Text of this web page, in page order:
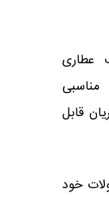
عطاری
قابل
خود